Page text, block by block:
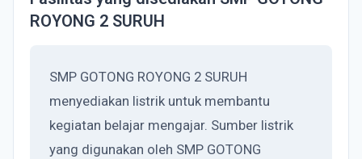
ROYONG 2 SURUH
SMP GOTONG ROYONG 2 SURUH
menyediakan listrik untuk membantu
kegiatan belajar mengajar. Sumber listrik
yang digunakan oleh SMP GOTONG